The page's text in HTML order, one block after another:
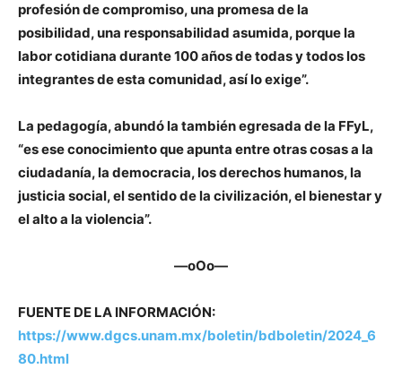
profesión de compromiso, una promesa de la
posibilidad, una responsabilidad asumida, porque la
labor cotidiana durante 100 años de todas y todos los
integrantes de esta comunidad, así lo exige”.
La pedagogía, abundó la también egresada de la FFyL,
“es ese conocimiento que apunta entre otras cosas a la
ciudadanía, la democracia, los derechos humanos, la
justicia social, el sentido de la civilización, el bienestar y
el alto a la violencia”.
—oOo—
FUENTE DE LA INFORMACIÓN:
https://www.dgcs.unam.mx/boletin/bdboletin/2024_6
80.html